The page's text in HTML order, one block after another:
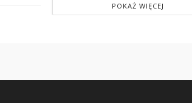
POKAŻ WIĘCEJ